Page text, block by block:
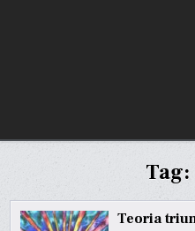
Tag:
Teoria